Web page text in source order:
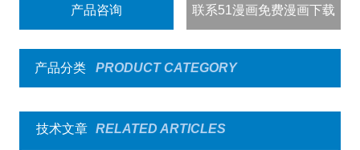
产品咨询 联系51漫画免费漫画下载
产品分类 PRODUCT CATEGORY
技术文章 RELATED ARTICLES